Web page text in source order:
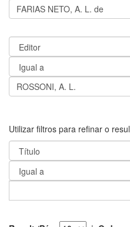
Utilizar filtros para refinar o